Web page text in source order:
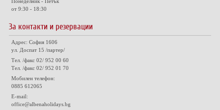
от 9:30 - 18:30
За контакти и резервации
Адрес: София 1606
ул. Доспат 15 /партер/
Тел. /факс 02/ 952 00 60
Тел. /факс 02/ 952 01 70
Мобилен телефон:
0885 612065
E-mail:
office@albenaholidays.bg